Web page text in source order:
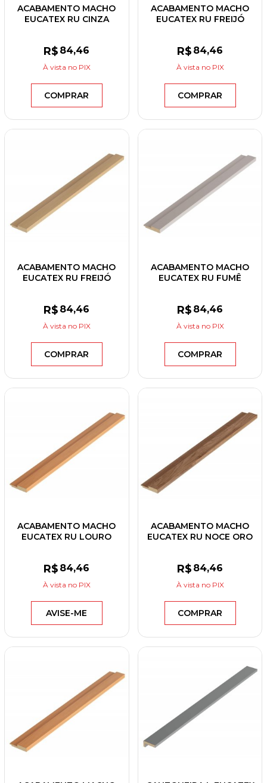
ACABAMENTO MACHO
EUCATEX RU CINZA
R$ 84,46
À vista no PIX
COMPRAR
ACABAMENTO MACHO
EUCATEX RU FREIJÓ
R$ 84,46
À vista no PIX
COMPRAR
ACABAMENTO MACHO
EUCATEX RU FREIJÓ
R$ 84,46
À vista no PIX
COMPRAR
ACABAMENTO MACHO
EUCATEX RU FUMÊ
R$ 84,46
À vista no PIX
COMPRAR
ACABAMENTO MACHO
EUCATEX RU LOURO
R$ 84,46
À vista no PIX
AVISE-ME
ACABAMENTO MACHO
EUCATEX RU NOCE ORO
R$ 84,46
À vista no PIX
COMPRAR